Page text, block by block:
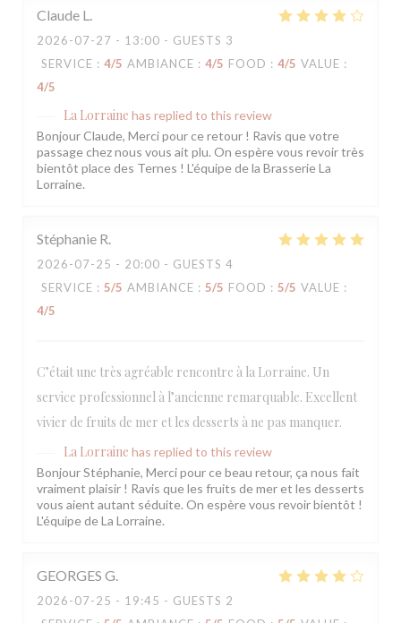
Claude L
2026-07-27 - 13:00 - GUESTS 3
SERVICE : 4/5 AMBIANCE : 4/5 FOOD : 4/5 VALUE :
4/5
La Lorraine has replied to this review
Bonjour Claude, Merci pour ce retour ! Ravis que votre
passage chez nous vous ait plu. On espère vous revoir très
bientôt place des Ternes ! L'équipe de la Brasserie La
Lorraine.
Stéphanie R
2026-07-25 - 20:00 - GUESTS 4
SERVICE : 5/5 AMBIANCE : 5/5 FOOD : 5/5 VALUE :
4/5
C’était une très agréable rencontre à la Lorraine. Un
service professionnel à l’ancienne remarquable. Excellent
vivier de fruits de mer et les desserts à ne pas manquer.
La Lorraine has replied to this review
Bonjour Stéphanie, Merci pour ce beau retour, ça nous fait
vraiment plaisir ! Ravis que les fruits de mer et les desserts
vous aient autant séduite. On espère vous revoir bientôt !
L'équipe de La Lorraine.
GEORGES G
2026-07-25 - 19:45 - GUESTS 2